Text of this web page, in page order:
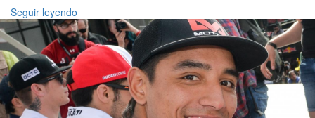
Seguir leyendo